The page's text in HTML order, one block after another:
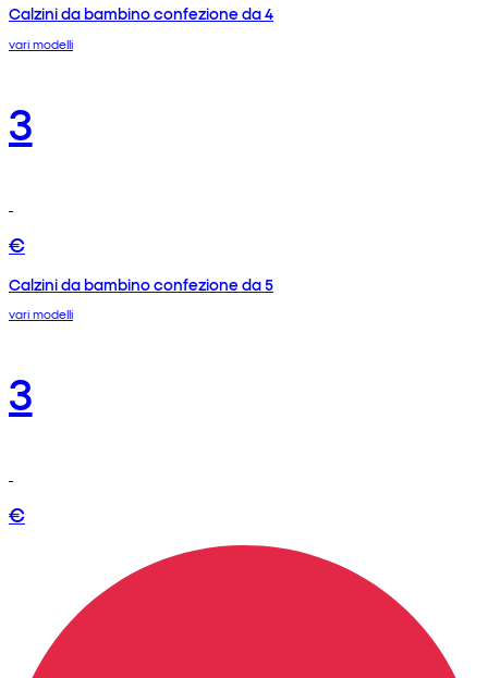
Calzini da bambino confezione da 4
vari modelli
3
€
Calzini da bambino confezione da 5
vari modelli
3
€